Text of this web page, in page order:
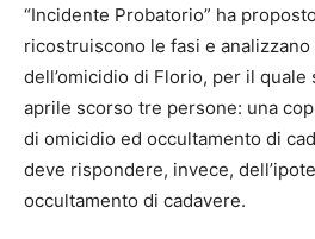
“Incidente Probatorio” ha
ricostruiscono le fasi e analizzano
dell’omicidio di Florio, per il
aprile scorso tre persone: una
di omicidio ed occultamento di
deve rispondere, invece,
occultamento di cadavere.